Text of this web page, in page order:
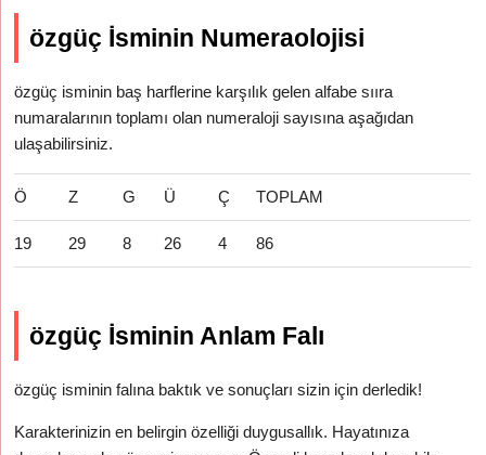
özgüç İsminin Numeraolojisi
özgüç isminin baş harflerine karşılık gelen alfabe sııra
numaralarının toplamı olan numeraloji sayısına aşağıdan
ulaşabilirsiniz.
Ö Z G Ü Ç TOPLAM
19 29 8 26 4 86
özgüç İsminin Anlam Falı
özgüç isminin falına baktık ve sonuçları sizin için derledik!
Karakterinizin en belirgin özelliği duygusallık. Hayatınıza